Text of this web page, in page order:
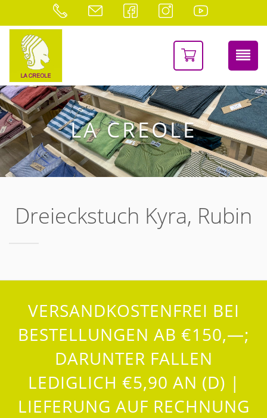
LA CREOLE
Dreieckstuch Kyra, Rubin
VERSANDKOSTENFREI BEI
BESTELLUNGEN AB €150,—;
DARUNTER FALLEN
LEDIGLICH €5,90 AN (D) |
LIEFERUNG AUF RECHNUNG